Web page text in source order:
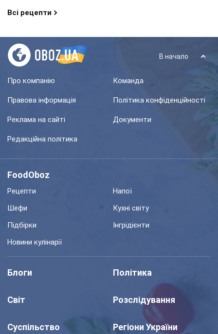
Всі рецепти
В начало
Про компанію Команда
Правова інформація Політика конфіденційності
Реклама на сайті Документи
Редакційна політика
FoodOboz
Рецепти
Напої
Шефи
Кухні світу
Підбірки
Інгрідієнти
Новини кулінарії
Блоги Політика
Світ Розслідування
Суспільство Регіони України